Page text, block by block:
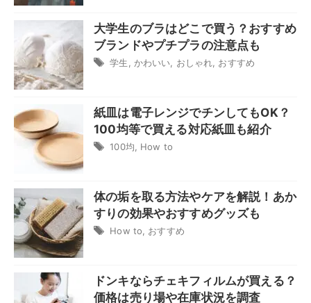
大学生のブラはどこで買う？おすすめ
ブランドやプチプラの注意点も
学生 かわいい おしゃれ おすすめ
紙皿は電子レンジでチンしてもOK？
100均等で買える対応紙皿も紹介
100均 How to
体の垢を取る方法やケアを解説！あか
すりの効果やおすすめグッズも
How to おすすめ
ドンキならチェキフィルムが買える？
価格は売り場や在庫状況を調査